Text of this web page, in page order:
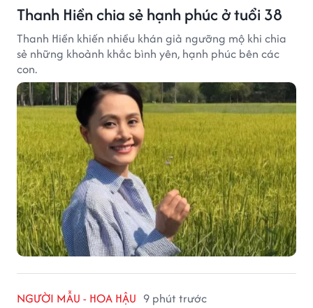
Thanh Hiền chia sẻ hạnh phúc ở tuổi 38
Thanh Hiền khiến nhiều khán giả ngưỡng mộ khi chia
sẻ những khoảnh khắc bình yên, hạnh phúc bên các
con.
NGƯỜI MẪU - HOA HẬU 9 phút trước